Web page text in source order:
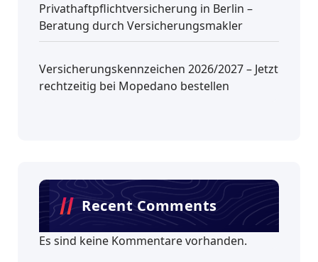
Privathaftpflichtversicherung in Berlin –
Beratung durch Versicherungsmakler
Versicherungskennzeichen 2026/2027 – Jetzt
rechtzeitig bei Mopedano bestellen
Recent Comments
Es sind keine Kommentare vorhanden.